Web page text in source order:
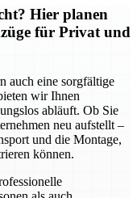
Hier planen
für Privat und
auch eine sorgfältige
wir Ihnen
abläuft. Ob Sie
neu aufstellt –
und die Montage,
können.